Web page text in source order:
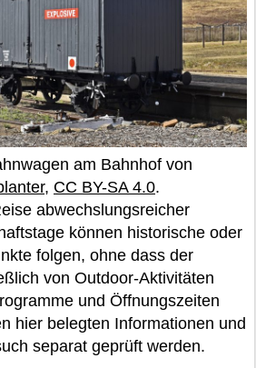
am Bahnhof von
, CC BY-SA 4.0.
abwechslungsreicher
können historische oder
folgen, ohne dass der
von Outdoor-Aktivitäten
und Öffnungszeiten
hier belegten Informationen und
separat geprüft werden.